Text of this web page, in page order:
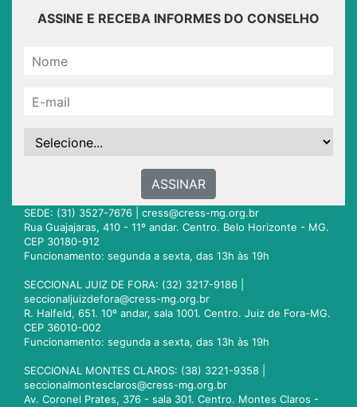
ASSINE E RECEBA INFORMES DO CONSELHO
ASSINAR
SEDE: (31) 3527-7676 | cress@cress-mg.org.br
Rua Guajajaras, 410 - 11º andar. Centro. Belo Horizonte - MG.
CEP 30180-912
Funcionamento: segunda a sexta, das 13h às 19h
SECCIONAL JUIZ DE FORA: (32) 3217-9186 |
seccionaljuizdefora@cress-mg.org.br
R. Halfeld, 651. 10º andar, sala 1001. Centro. Juiz de Fora-MG.
CEP 36010-002
Funcionamento: segunda a sexta, das 13h às 19h
SECCIONAL MONTES CLAROS: (38) 3221-9358 |
seccionalmontesclaros@cress-mg.org.br
Av. Coronel Prates, 376 - sala 301. Centro. Montes Claros -